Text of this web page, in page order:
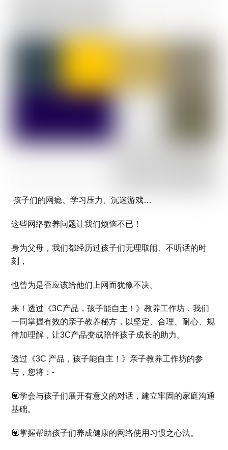
孩子们的网瘾、学习压力、沉迷游戏…
这些网络教养问题让我们烦恼不已！
身为父母，我们都经历过孩子们无理取闹、不听话的时
刻，
也曾为是否应该给他们上网而犹豫不决。
来！透过《3C产品，孩子能自主！》教养工作坊，我们
一同掌握有效的亲子教养秘方，以坚定、合理、耐心、规
律加理解，让3C产品变成陪伴孩子成长的助力。
透过《3C 产品，孩子能自主！》亲子教养工作坊的参
与，您将：-
💟学会与孩子们展开有意义的对话，建立牢固的家庭沟通
基础。
💟掌握帮助孩子们养成健康的网络使用习惯之心法。